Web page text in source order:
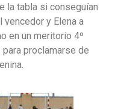
la tabla si conseguían
y Elena a
en un meritorio 4º
proclamarse de